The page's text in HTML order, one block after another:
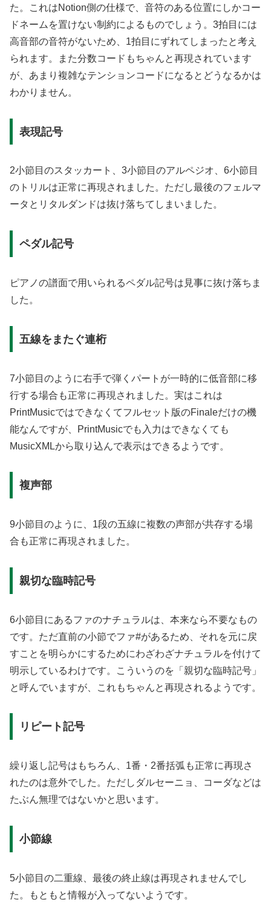
た。これはNotion側の仕様で、音符のある位置にしかコー
ドネームを置けない制約によるものでしょう。3拍目には
高音部の音符がないため、1拍目にずれてしまったと考え
られます。また分数コードもちゃんと再現されています
が、あまり複雑なテンションコードになるとどうなるかは
わかりません。
表現記号
2小節目のスタッカート、3小節目のアルペジオ、6小節目
のトリルは正常に再現されました。ただし最後のフェルマ
ータとリタルダンドは抜け落ちてしまいました。
ペダル記号
ピアノの譜面で用いられるペダル記号は見事に抜け落ちま
した。
五線をまたぐ連桁
7小節目のように右手で弾くパートが一時的に低音部に移
行する場合も正常に再現されました。実はこれは
PrintMusicではできなくてフルセット版のFinaleだけの機
能なんですが、PrintMusicでも入力はできなくても
MusicXMLから取り込んで表示はできるようです。
複声部
9小節目のように、1段の五線に複数の声部が共存する場
合も正常に再現されました。
親切な臨時記号
6小節目にあるファのナチュラルは、本来なら不要なもの
です。ただ直前の小節でファ#があるため、それを元に戻
すことを明らかにするためにわざわざナチュラルを付けて
明示しているわけです。こういうのを「親切な臨時記号」
と呼んでいますが、これもちゃんと再現されるようです。
リピート記号
繰り返し記号はもちろん、1番・2番括弧も正常に再現さ
れたのは意外でした。ただしダルセーニョ、コーダなどは
たぶん無理ではないかと思います。
小節線
5小節目の二重線、最後の終止線は再現されませんでし
た。もともと情報が入ってないようです。